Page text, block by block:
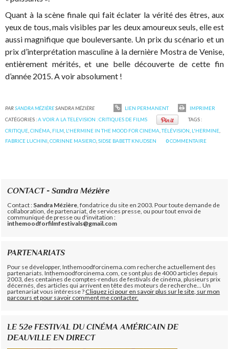
Quant à la scène finale qui fait éclater la vérité des êtres, aux
yeux de tous, mais visibles par les deux amoureux seuls, elle est
aussi magnifique que bouleversante. Un prix du scénario et un
prix d’interprétation masculine à la dernière Mostra de Venise,
entièrement mérités, et une belle découverte de cette fin
d’année 2015. A voir absolument !
PARSANDRA MÉZIÈRESANDRA MÉZIÈRE LIEN PERMANENT
IMPRIMER
CATÉGORIES :A VOIR A LA TELEVISION : CRITIQUES DE FILMS
TAGS :
CRITIQUE ,CINÉMA FILM L'HERMINE IN THE MOOD FOR CINEMA ,TÉLÉVISION L'HERMINE
FABRICE LUCHINI ,CORINNE MASIERO ,SIDSE BABETT KNUDSEN 0COMMENTAIRE
CONTACT - Sandra Mézière
Contact : Sandra Mézière , fondatrice du site en 2003. Pour toute demande de
collaboration, de partenariat, de services presse, ou pour tout envoi de
communiqué de presse ou d'invitation :
inthemoodforfilmfestivals@gmail.com
PARTENARIATS
Pour se développer, Inthemoodforcinema.com recherche actuellement des
partenariats. Inthemoodforcinema.com, ce sont plus de 4000 articles depuis
2003, des centaines de comptes-rendus de festivals de cinéma, plusieurs prix
décernés, des articles qui arrivent en tête des moteurs de recherche... Un
partenariat vous intéresse ?Cliquez ici pour en savoir plus sur le site, sur mon
parcours et pour savoir comment me contacter.
LE 52e FESTIVAL DU CINÉMA AMÉRICAIN DE
DEAUVILLE EN DIRECT